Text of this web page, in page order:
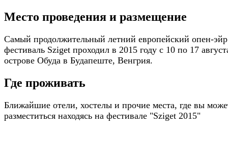
Место проведения и размещение
Самый продолжительный летний европейский опен-эйр
фестиваль Sziget проходил в 2015 году с 10 по 17
острове Обуда в Будапеште, Венгрия.
Где проживать
Ближайшие отели, хостелы и прочие места, где вы
разместиться находясь на фестивале "Sziget 2015"